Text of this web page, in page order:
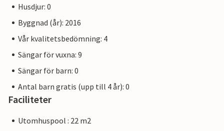
Husdjur: 0
Byggnad (år): 2016
Vår kvalitetsbedömning: 4
Sängar för vuxna: 9
Sängar för barn: 0
Antal barn gratis (upp till 4 år): 0
Faciliteter
Utomhuspool : 22 m2